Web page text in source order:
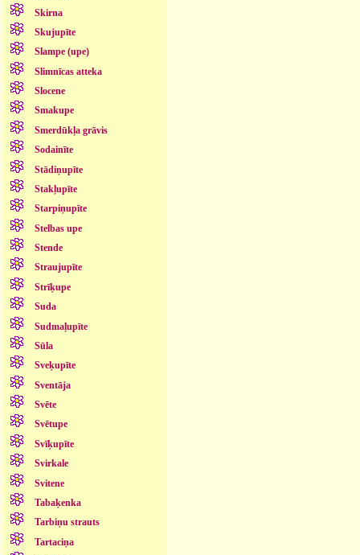
Skirna
Skujupīte
Slampe (upe)
Slimnīcas atteka
Slocene
Smakupe
Smerdūkļa grāvis
Sodainīte
Stādiņupīte
Stakļupīte
Starpiņupīte
Stelbas upe
Stende
Straujupīte
Strīķupe
Suda
Sudmaļupīte
Sūla
Sveķupīte
Sventāja
Svēte
Svētupe
Svīķupīte
Svirkale
Svitene
Tabaķenka
Tarbiņu strauts
Tartaciņa